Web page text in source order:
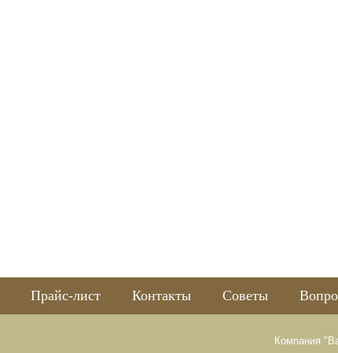
Прайс-лист Контакты Советы
Компания